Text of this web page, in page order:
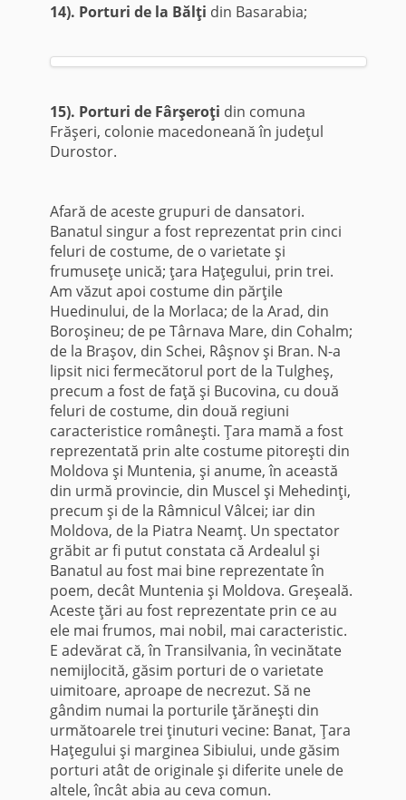
14). Porturi de la Bălţi din Basarabia;
15). Porturi de Fârşeroţi din comuna
Frăşeri, colonie macedoneană în judeţul
Durostor.
Afară de aceste grupuri de dansatori.
Banatul singur a fost reprezentat prin cinci
feluri de costume, de o varietate şi
frumuseţe unică; ţara Haţegului, prin trei.
Am văzut apoi costume din părţile
Huedinului, de la Morlaca; de la Arad, din
Boroşineu; de pe Târnava Mare, din Cohalm;
de la Braşov, din Schei, Râşnov şi Bran. N-a
lipsit nici fermecătorul port de la Tulgheş,
precum a fost de faţă şi Bucovina, cu două
feluri de costume, din două regiuni
caracteristice româneşti. Ţara mamă a fost
reprezentată prin alte costume pitoreşti din
Moldova şi Muntenia, şi anume, în această
din urmă provincie, din Muscel şi Mehedinţi,
precum şi de la Râmnicul Vâlcei; iar din
Moldova, de la Piatra Neamţ. Un spectator
grăbit ar fi putut constata că Ardealul şi
Banatul au fost mai bine reprezentate în
poem, decât Muntenia şi Moldova. Greşeală.
Aceste ţări au fost reprezentate prin ce au
ele mai frumos, mai nobil, mai caracteristic.
E adevărat că, în Transilvania, în vecinătate
nemijlo­cită, găsim porturi de o varietate
uimitoare, aproape de necrezut. Să ne
gândim numai la porturile ţărăneşti din
următoarele trei ţinuturi vecine: Banat, Ţara
Haţegului şi marginea Sibiului, unde găsim
porturi atât de originale şi diferite unele de
altele, încât abia au ceva comun.